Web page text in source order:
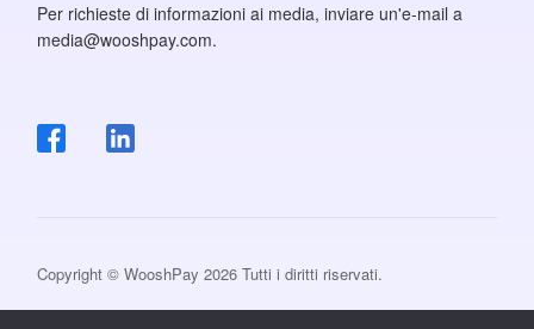
Per richieste di informazioni ai media, inviare un'e-mail a
media@wooshpay.com.
Copyright © WooshPay 2026 Tutti i diritti riservati.